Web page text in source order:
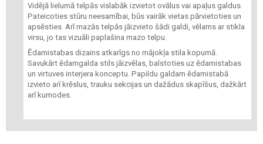
Vidējā lielumā telpās vislabāk izvietot ovālus vai apaļus galdus.
Pateicoties stūru neesamībai, būs vairāk vietas pārvietoties un
apsēsties. Arī mazās telpās jāizvieto šādi galdi, vēlams ar stikla
virsu, jo tas vizuāli paplašina mazo telpu.
Ēdamistabas dizains atkarīgs no mājokļa stila kopumā.
Savukārt ēdamgalda stils jāizvēlas, balstoties uz ēdamistabas
un virtuves interjera konceptu. Papildu galdam ēdamistabā
izvieto arī krēslus, trauku sekcijas un dažādus skapīšus, dažkārt
arī kumodes.